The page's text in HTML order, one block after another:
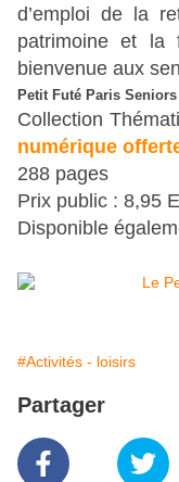
d’emploi de la
patrimoine et la
bienvenue aux
Petit Futé Paris
Collection
numérique
288 pages
Prix public : 8,95
Disponible
#Activités - loisirs
Partager